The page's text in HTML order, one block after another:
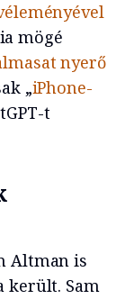
mögé
nyerő
„iPhone-
t
Altman is
került. Sam